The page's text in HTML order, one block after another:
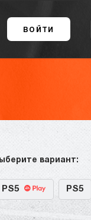
ВОЙТИ
вариант:
PS5 PS5